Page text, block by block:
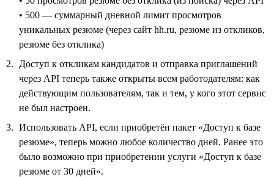
• 500 — суммарный дневной лимит просмотров
уникальных резюме (через сайт hh.ru, резюме из откликов,
резюме без отклика)
Доступ к откликам кандидатов и отправка приглашений
через API теперь также открыты всем работодателям: как
действующим пользователям, так и тем, у кого этот сервис
не был настроен.
Использовать API, если приобретён пакет «Доступ к базе
резюме», теперь можно любое количество дней. Ранее это
было возможно при приобретении услуги «Доступ к базе
резюме от 30 дней».